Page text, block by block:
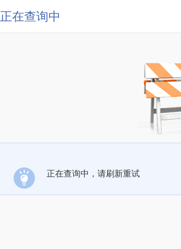
正在查询中
正在查询中，请刷新重试